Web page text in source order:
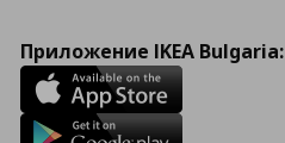
Приложение IKEA Bulgaria: